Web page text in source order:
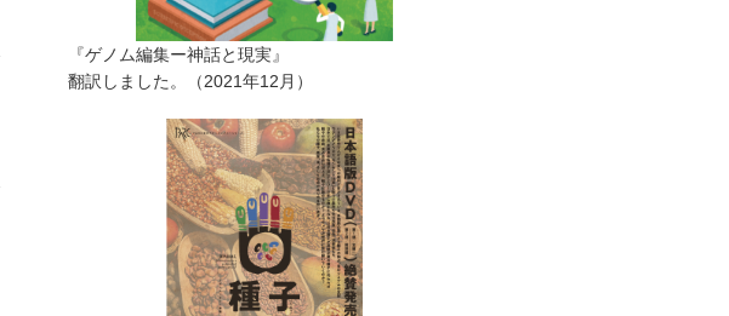
『ゲノム編集ー神話と現実』
翻訳しました。（2021年12月）